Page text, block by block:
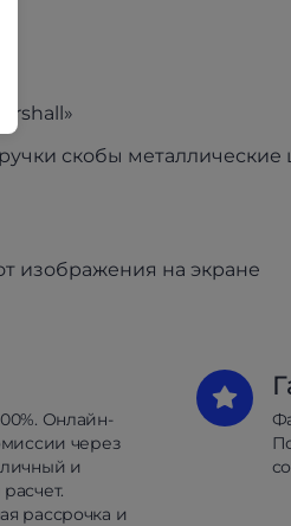
скобы металлические
изображения на экране
Онлайн-
через
и
рассрочка и